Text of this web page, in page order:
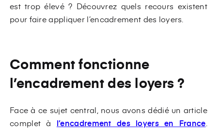
est trop élevé ? Découvrez quels recours existent
pour faire appliquer l’encadrement des loyers.
Comment fonctionne
l’encadrement des loyers ?
Face à ce sujet central, nous avons dédié un article
complet à l’encadrement des loyers en France